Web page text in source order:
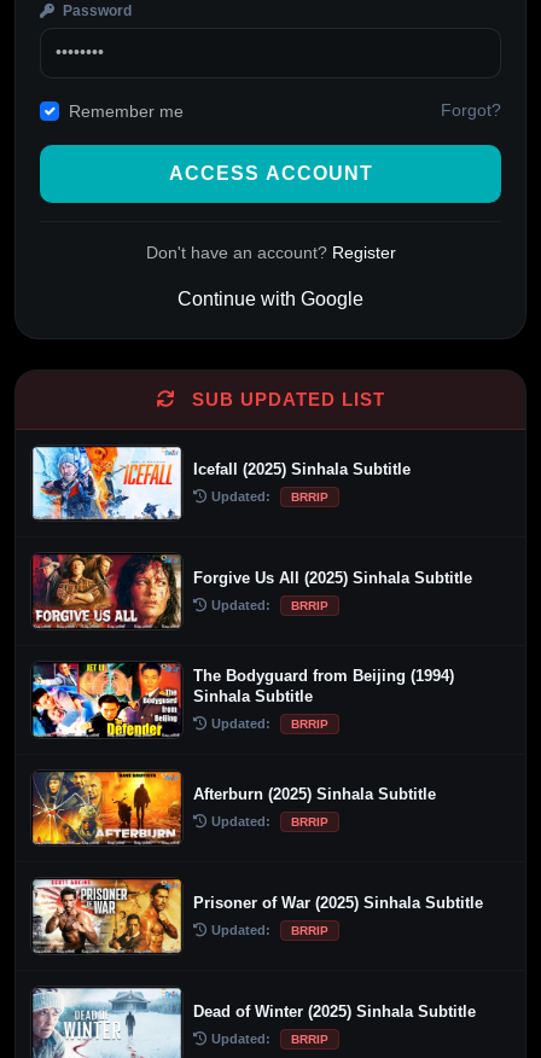
Password
Remember me Forgot?
ACCESS ACCOUNT
Don't have an account? Register
Continue with Google
SUB UPDATED LIST
Icefall (2025) Sinhala Subtitle
Updated: BRRIP
Forgive Us All (2025) Sinhala Subtitle
Updated: BRRIP
The Bodyguard from Beijing (1994)
Sinhala Subtitle
Updated: BRRIP
Afterburn (2025) Sinhala Subtitle
Updated: BRRIP
Prisoner of War (2025) Sinhala Subtitle
Updated: BRRIP
Dead of Winter (2025) Sinhala Subtitle
Updated: BRRIP